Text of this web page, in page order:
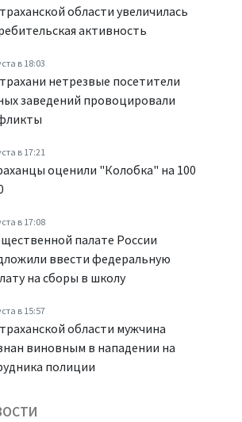
области увеличилась
активность
в 18:03
нетрезвые посетители
заведений провоцировали
в 17:21
оценили "Колобка" на 100
в 17:08
палате России
ввести федеральную
на сборы в школу
в 15:57
области мужчина
виновным в нападении на
полиции